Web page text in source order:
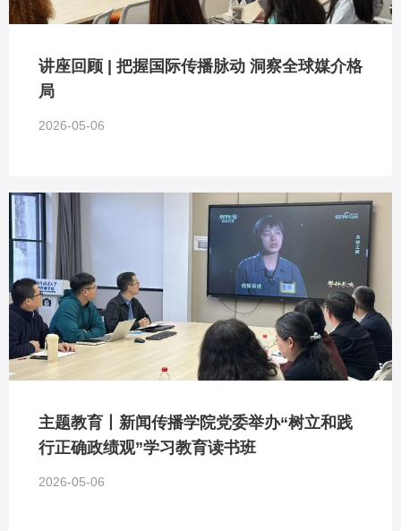
讲座回顾 | 把握国际传播脉动 洞察全球媒介格
局
2026-05-06
主题教育丨新闻传播学院党委举办“树立和践
行正确政绩观”学习教育读书班
2026-05-06